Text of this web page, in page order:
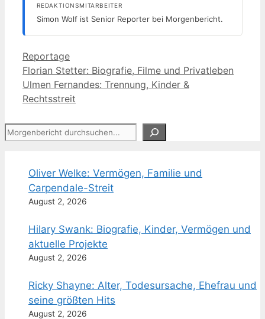
REDAKTIONSMITARBEITER
Simon Wolf ist Senior Reporter bei Morgenbericht.
Kategorien
Reportage
Florian Stetter: Biografie, Filme und Privatleben
Ulmen Fernandes: Trennung, Kinder &
Rechtsstreit
Suchen
Oliver Welke: Vermögen, Familie und
Carpendale-Streit
August 2, 2026
Hilary Swank: Biografie, Kinder, Vermögen und
aktuelle Projekte
August 2, 2026
Ricky Shayne: Alter, Todesursache, Ehefrau und
seine größten Hits
August 2, 2026